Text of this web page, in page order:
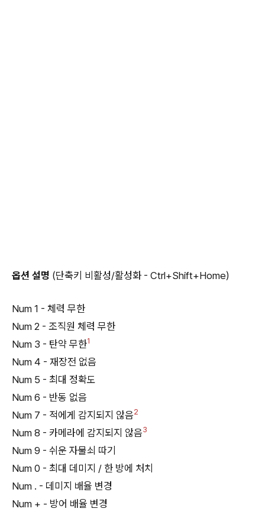
옵션 설명 (단축키 비활성/활성화 - Ctrl+Shift+Home)
Num 1 - 체력 무한
Num 2 - 조직원 체력 무한
Num 3 - 탄약 무한1
Num 4 - 재장전 없음
Num 5 - 최대 정확도
Num 6 - 반동 없음
Num 7 - 적에게 감지되지 않음2
Num 8 - 카메라에 감지되지 않음3
Num 9 - 쉬운 자물쇠 따기
Num 0 - 최대 데미지 / 한 방에 처치
Num . - 데미지 배율 변경
Num + - 방어 배율 변경